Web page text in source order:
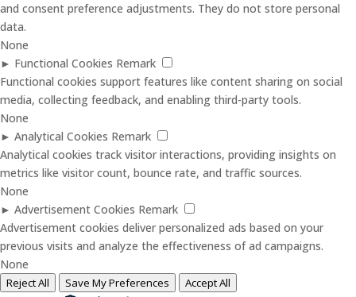
and consent preference adjustments. They do not store personal
data.
None
► Functional Cookies Remark
Functional cookies support features like content sharing on social
media, collecting feedback, and enabling third-party tools.
None
► Analytical Cookies Remark
Analytical cookies track visitor interactions, providing insights on
metrics like visitor count, bounce rate, and traffic sources.
None
► Advertisement Cookies Remark
Advertisement cookies deliver personalized ads based on your
previous visits and analyze the effectiveness of ad campaigns.
None
Reject All Save My Preferences Accept All